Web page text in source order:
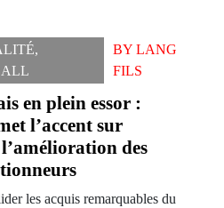
,
BY LANG
FILS
en plein essor :
l’accent sur
des
les acquis remarquables du